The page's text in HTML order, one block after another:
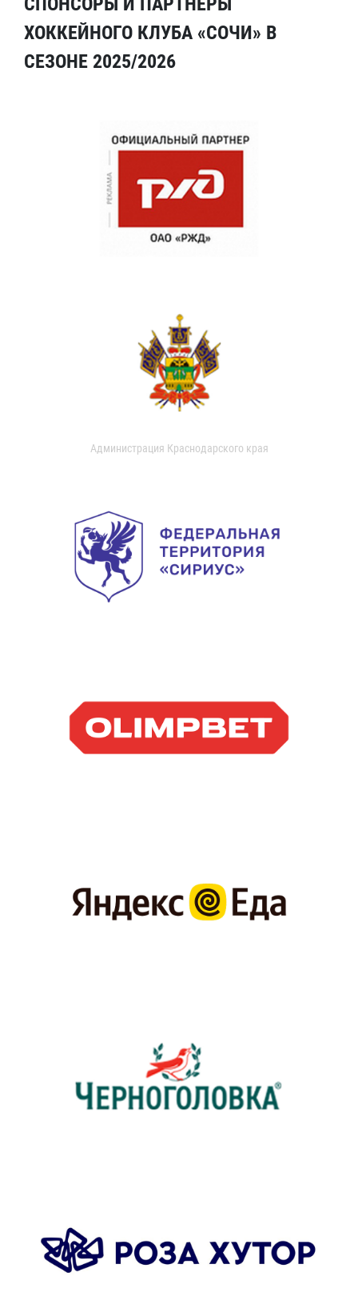
ХОККЕЙНОГО КЛУБА «СОЧИ» В
СЕЗОНЕ 2025/2026
Администрация Краснодарского края